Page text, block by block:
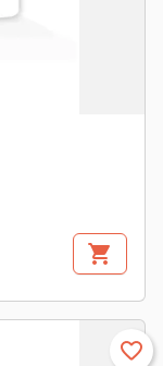
shopping_cart
favorite_border